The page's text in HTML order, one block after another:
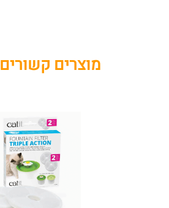
מוצרים קשורים